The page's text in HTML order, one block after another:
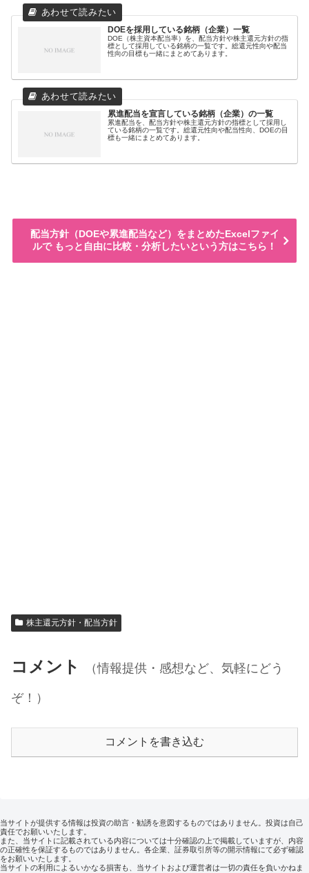
DOEを採用している銘柄（企業）一覧
DOE（株主資本配当率）を、配当方針や株主還元方針の指
標として採用している銘柄の一覧です。総還元性向や配当
性向の目標も一緒にまとめてあります。
累進配当を宣言している銘柄（企業）の一覧
累進配当を、配当方針や株主還元方針の指標として採用し
ている銘柄の一覧です。総還元性向や配当性向、DOEの目
標も一緒にまとめてあります。
配当方針（DOEや累進配当など）をまとめたExcelファイ
ルで もっと自由に比較・分析したいという方はこちら！
株主還元方針・配当方針
コメント
（情報提供・感想など、気軽にどう
ぞ！）
コメントを書き込む
当サイトが提供する情報は投資の助言・勧誘を意図するものではありません。投資は自己
責任でお願いいたします。
また、当サイトに記載されている内容については十分確認の上で掲載していますが、内容
の正確性を保証するものではありません。各企業、証券取引所等の開示情報にて必ず確認
をお願いいたします。
当サイトの利用によるいかなる損害も、当サイトおよび運営者は一切の責任を負いかねま